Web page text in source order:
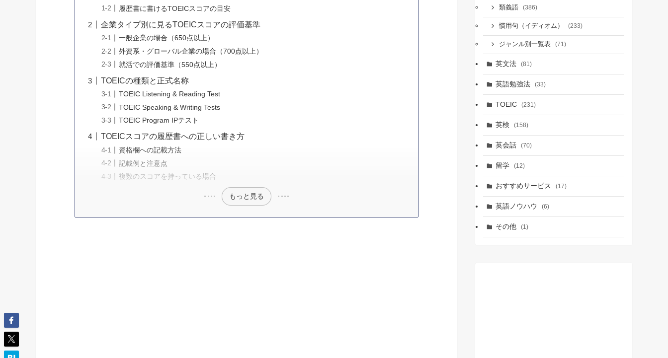
履歴書に書けるTOEICスコアの目安
企業タイプ別に見るTOEICスコアの評価基準
一般企業の場合（650点以上）
外資系・グローバル企業の場合（700点以上）
就活での評価基準（550点以上）
TOEICの種類と正式名称
TOEIC Listening & Reading Test
TOEIC Speaking & Writing Tests
TOEIC Program IPテスト
TOEICスコアの履歴書への正しい書き方
資格欄への記載方法
記載例と注意点
複数のスコアを持っている場合
もっと見る
類義語 (386)
慣用句（イディオム） (233)
ジャンル別一覧表 (71)
英文法 (81)
英語勉強法 (33)
TOEIC (231)
英検 (158)
英会話 (70)
留学 (12)
おすすめサービス (17)
英語ノウハウ (6)
その他 (1)